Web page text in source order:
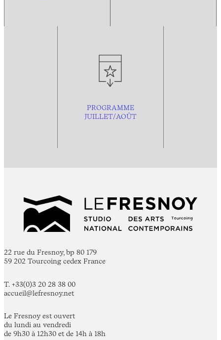
PROGRAMME
JUILLET/AOÛT
22 rue du Fresnoy, bp 80 179
59 202 Tourcoing cedex France
T. +33(0)3 20 28 38 00
accueil@lefresnoy.net
Le Fresnoy est ouvert
du lundi au vendredi
de 9h30 à 12h30 et de 14h à 18h